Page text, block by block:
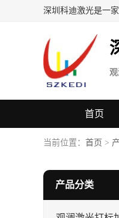
深圳科迪激光是一
首页
当前位置： 首页 >
产品分类